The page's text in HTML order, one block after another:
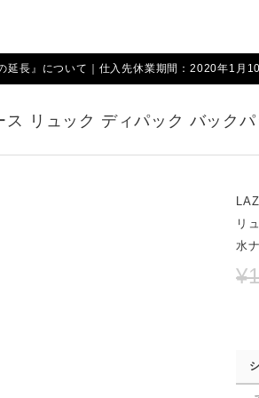
延長』について｜仕入先休業期間：2020年1月
リュック ディパック バック
リ
水